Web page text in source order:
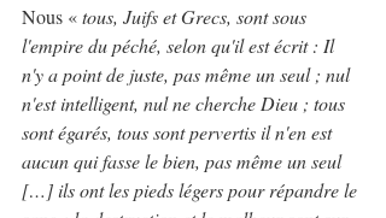
Nous « tous, Juifs et Grecs, sont sous
l'empire du péché, selon qu'il est écrit : Il
n'y a point de juste, pas même un seul ; nul
n'est intelligent, nul ne cherche Dieu ; tous
sont égarés, tous sont pervertis il n'en est
aucun qui fasse le bien, pas même un seul
[…] ils ont les pieds légers pour répandre le